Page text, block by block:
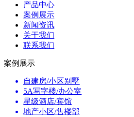
产品中心
案例展示
新闻资讯
关于我们
联系我们
案例展示
自建房/小区别墅
5A写字楼/办公室
星级酒店/宾馆
地产小区/售楼部